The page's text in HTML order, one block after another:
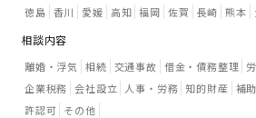
徳島 香川 愛媛 高知 福岡 佐賀 長崎 熊本
相談内容
離婚・浮気 相続 交通事故 借金・債務整理
企業税務 会社設立 人事・労務 知的財産 補
許認可 その他